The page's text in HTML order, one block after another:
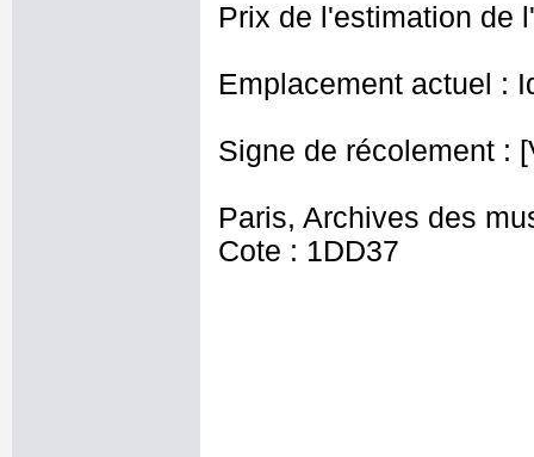
Prix de l'estimation de
Emplacement actuel :
Signe de récolement :
Paris, Archives des
Cote : 1DD37